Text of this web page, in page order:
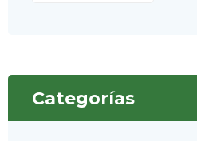
Categorías